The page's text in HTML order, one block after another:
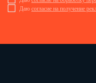
Даю согласие на получение